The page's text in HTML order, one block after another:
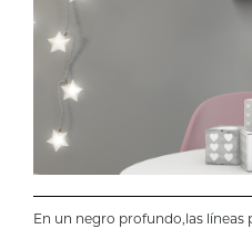
En un negro profundo,las